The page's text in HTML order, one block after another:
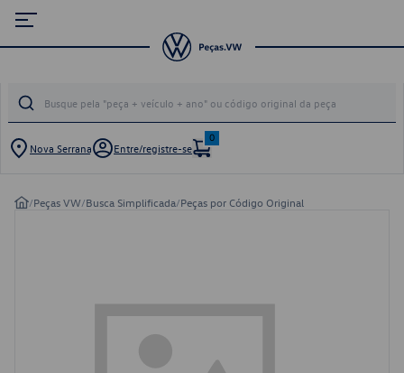
Nova Serrana Entre/registre-se
0
/Peças VW/Busca Simplificada/Peças por Código Original